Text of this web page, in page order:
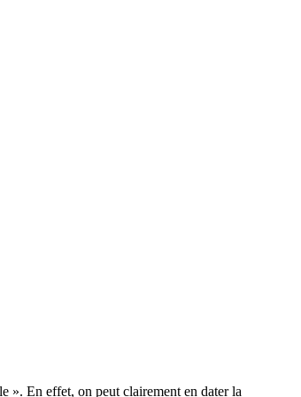
». En effet, on peut clairement en dater la